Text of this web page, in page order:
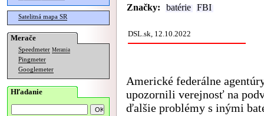
Satelitná mapa SR
Merače
Speedmeter Merania
Pingmeter
Googlemeter
Hľadanie
Značky: batérie FBI
DSL.sk, 12.10.2022
Americké federálne
upozornili verejnosť na
ďalšie problémy s inými